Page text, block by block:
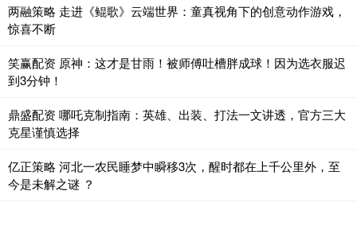
两融策略 走进《鲲歌》云端世界：童真视角下的创意动作游戏，
惊喜不断
笑赢配资 原神：这才是甘雨！被师傅吐槽胖成球！因为选衣服迟
到3分钟！
鼎盛配资 哪吒克制指南：英雄、出装、打法一文讲透，官方三大
克星谨慎选择
亿正策略 河北一农民睡梦中瞬移3次，醒时都在上千公里外，至
今是未解之谜 ？